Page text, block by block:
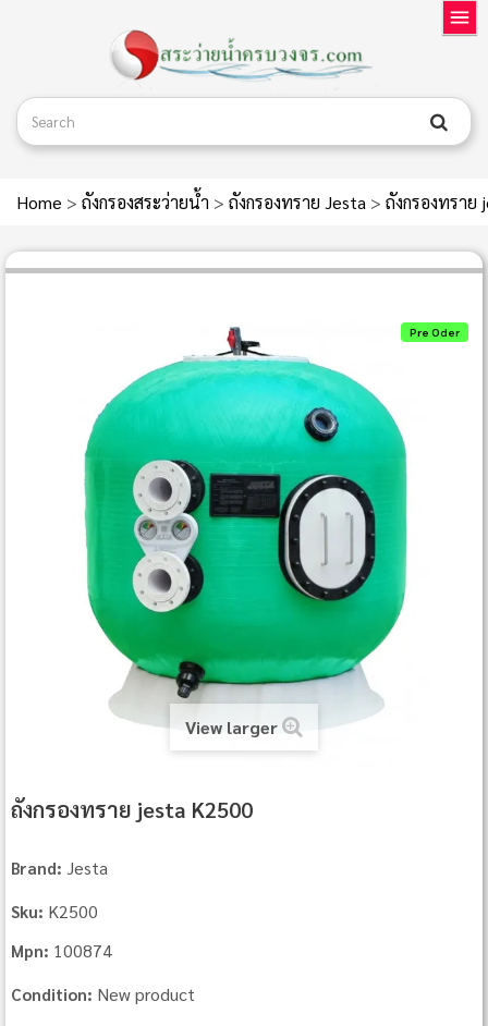
Home > ถังกรองสระว่ายน้ำ > ถังกรองทราย Jesta > ถังกรองทราย
Pre Oder
View larger
ถังกรองทราย jesta K2500
Brand: Jesta
Sku: K2500
Mpn: 100874
Condition: New product